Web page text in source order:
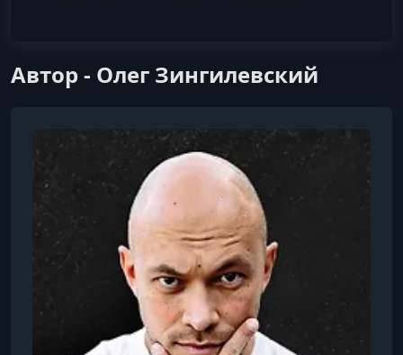
Автор - Олег Зингилевский